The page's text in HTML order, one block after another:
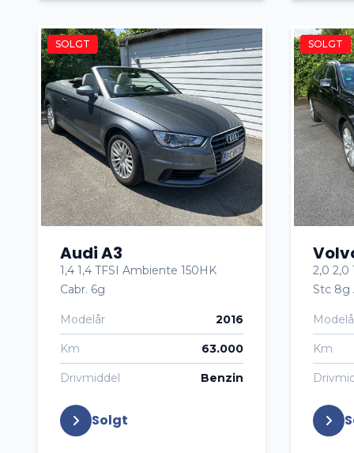
SOLGT
Audi A3
1,4 1,4 TFSI Ambiente 150HK
Cabr. 6g
Modelår 2016
Km 63.000
Drivmiddel Benzin
Solgt
SOLGT
2,0
Stc 8g
Km